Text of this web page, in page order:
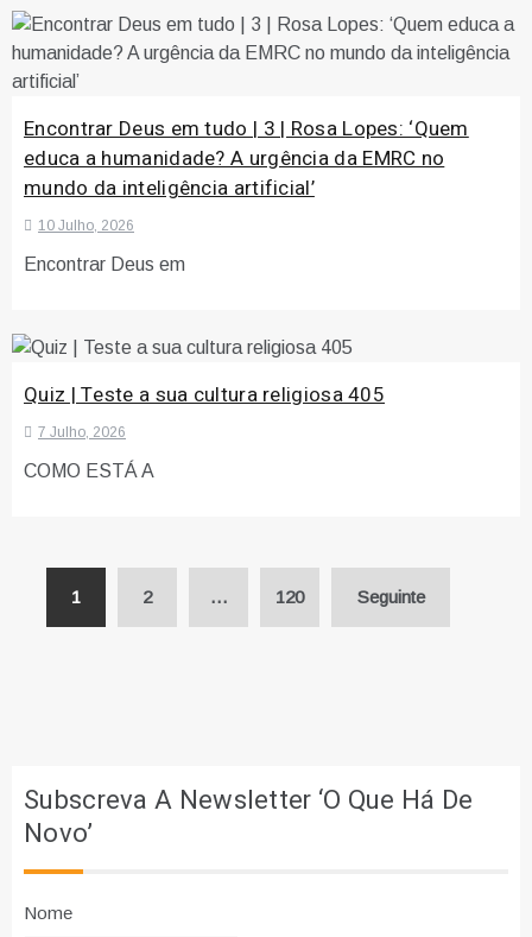
Encontrar Deus em tudo | 3 | Rosa Lopes: ‘Quem
educa a humanidade? A urgência da EMRC no
mundo da inteligência artificial’
10 Julho, 2026
Encontrar Deus em
Quiz | Teste a sua cultura religiosa 405
7 Julho, 2026
COMO ESTÁ A
1 2 … 120 Seguinte
Subscreva A Newsletter ‘O Que Há De
Novo’
Nome